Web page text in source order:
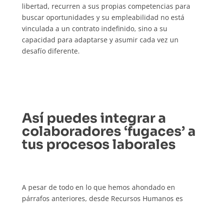
libertad, recurren a sus propias competencias para
buscar oportunidades y su empleabilidad no está
vinculada a un contrato indefinido, sino a su
capacidad para adaptarse y asumir cada vez un
desafío diferente.
Así puedes integrar a
colaboradores ‘fugaces’ a
tus procesos laborales
A pesar de todo en lo que hemos ahondado en
párrafos anteriores, desde Recursos Humanos es